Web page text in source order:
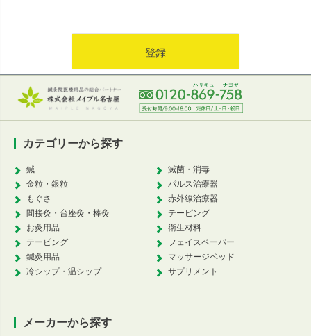
登録
カテゴリーから探す
鍼
金粒・銀粒
もぐさ
間接灸・台座灸・棒灸
お灸用品
テーピング
鍼灸用品
冷シップ・温シップ
滅菌・消毒
パルス治療器
赤外線治療器
テーピング
衛生材料
フェイスペーパー
マッサージベッド
サプリメント
メーカーから探す